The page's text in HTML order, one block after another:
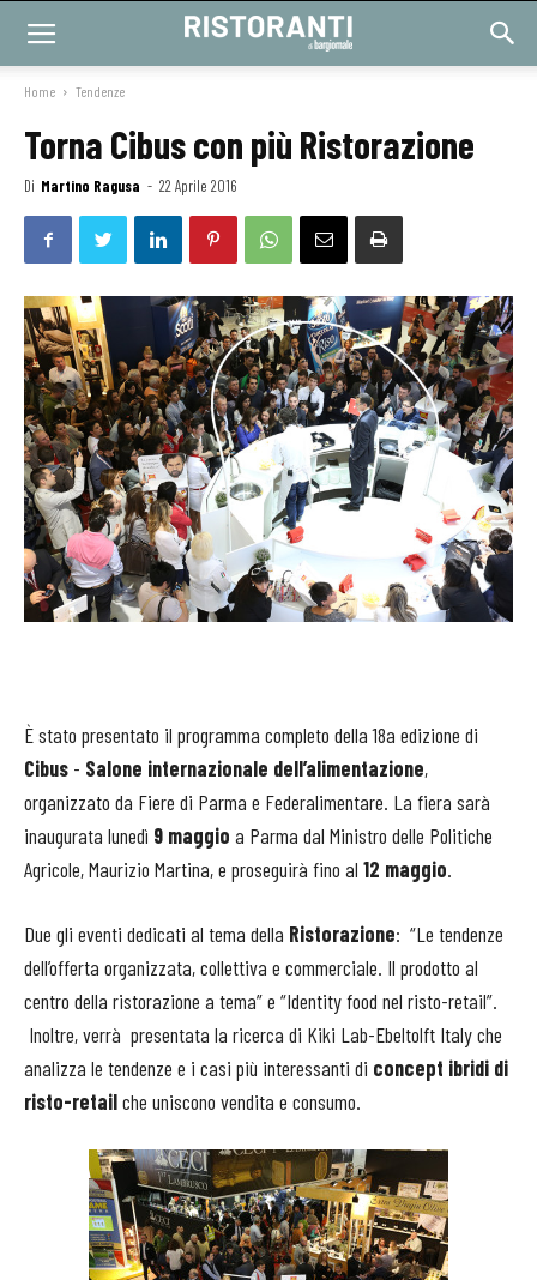
Home Tendenze
Torna Cibus con più Ristorazione
Di Martino Ragusa - 22 Aprile 2016
È stato presentato il programma completo della 18a edizione di
Cibus - Salone internazionale dell’alimentazione,
organizzato da Fiere di Parma e Federalimentare. La fiera sarà
inaugurata lunedì 9 maggio a Parma dal Ministro delle Politiche
Agricole, Maurizio Martina, e proseguirà fino al 12 maggio.
Due gli eventi dedicati al tema della Ristorazione: “Le tendenze
dell’offerta organizzata, collettiva e commerciale. Il prodotto al
centro della ristorazione a tema” e “Identity food nel risto-retail”.
Inoltre, verrà presentata la ricerca di Kiki Lab-Ebeltolft Italy che
analizza le tendenze e i casi più interessanti di concept ibridi di
risto-retailche uniscono vendita e consumo.